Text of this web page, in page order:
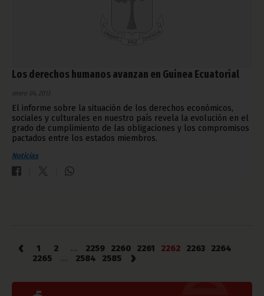
Los derechos humanos avanzan en Guinea Ecuatorial
enero 04, 2013
El informe sobre la situación de los derechos económicos,
sociales y culturales en nuestro país revela la evolución en el
grado de cumplimiento de las obligaciones y los compromisos
pactados entre los estados miembros.
Noticias
‹ 1 2 2259 2260 2261 2262 2263
2264
2265
2584 2585 ›